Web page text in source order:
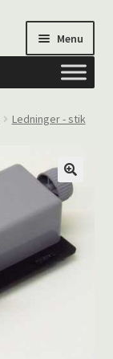
Menu
Ledninger - stik